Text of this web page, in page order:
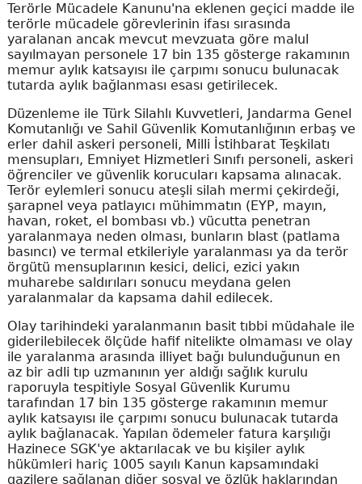
Terörle Mücadele Kanunu'na eklenen geçici madde ile
terörle mücadele görevlerinin ifası sırasında
yaralanan ancak mevcut mevzuata göre malul
sayılmayan personele 17 bin 135 gösterge rakamının
memur aylık katsayısı ile çarpımı sonucu bulunacak
tutarda aylık bağlanması esası getirilecek.
Düzenleme ile Türk Silahlı Kuvvetleri, Jandarma Genel
Komutanlığı ve Sahil Güvenlik Komutanlığının erbaş ve
erler dahil askeri personeli, Milli İstihbarat Teşkilatı
mensupları, Emniyet Hizmetleri Sınıfı personeli, askeri
öğrenciler ve güvenlik korucuları kapsama alınacak.
Terör eylemleri sonucu ateşli silah mermi çekirdeği,
şarapnel veya patlayıcı mühimmatın (EYP, mayın,
havan, roket, el bombası vb.) vücutta penetran
yaralanmaya neden olması, bunların blast (patlama
basıncı) ve termal etkileriyle yaralanması ya da terör
örgütü mensuplarının kesici, delici, ezici yakın
muharebe saldırıları sonucu meydana gelen
yaralanmalar da kapsama dahil edilecek.
Olay tarihindeki yaralanmanın basit tıbbi müdahale ile
giderilebilecek ölçüde hafif nitelikte olmaması ve olay
ile yaralanma arasında illiyet bağı bulunduğunun en
az bir adli tıp uzmanının yer aldığı sağlık kurulu
raporuyla tespitiyle Sosyal Güvenlik Kurumu
tarafından 17 bin 135 gösterge rakamının memur
aylık katsayısı ile çarpımı sonucu bulunacak tutarda
aylık bağlanacak. Yapılan ödemeler fatura karşılığı
Hazinece SGK'ye aktarılacak ve bu kişiler aylık
hükümleri hariç 1005 sayılı Kanun kapsamındaki
gazilere sağlanan diğer sosyal ve özlük haklarından